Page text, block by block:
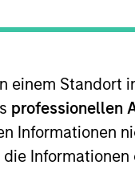
einem Standort
professionellen
Informationen
and
capital